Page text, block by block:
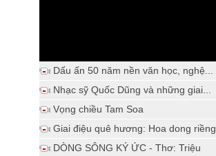
Dấu ấn 50 năm nền văn học, nghệ...
Nhạc sỹ Quốc Dũng và những giai...
Vọng chiều Tam Soa
Giai điệu quê hương: Hoa dong riềng
DÒNG SÔNG KÝ ỨC - Thơ: Triệu